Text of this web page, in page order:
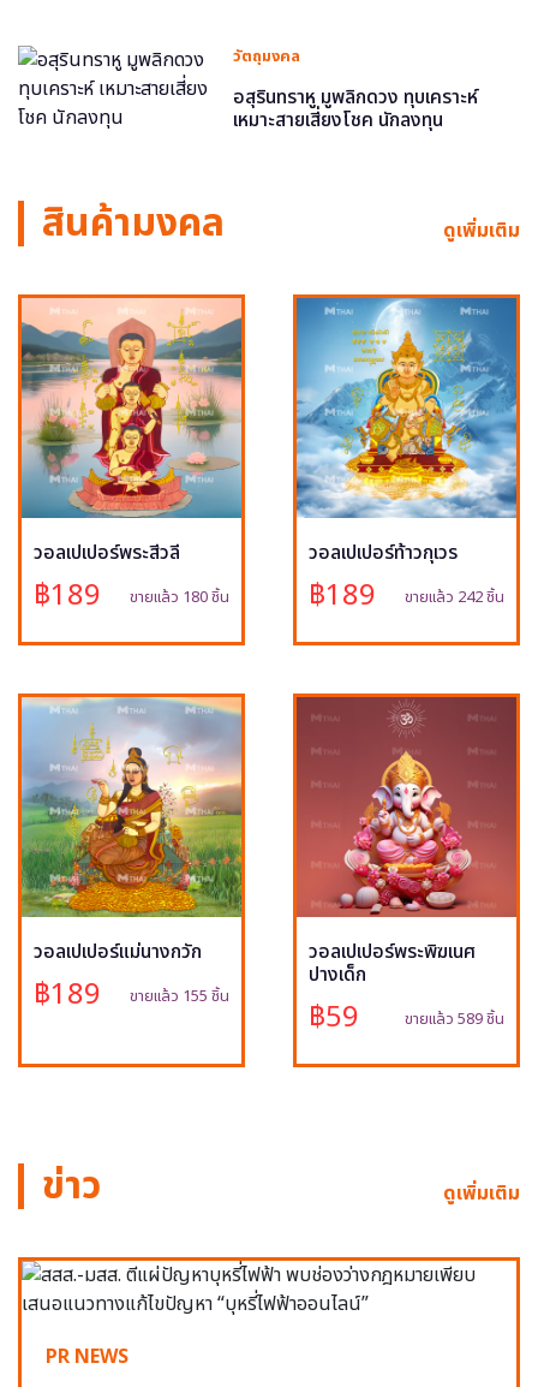
วัตถุมงคล
อสุรินทราหู มูพลิกดวง ทุบเคราะห์
เหมาะสายเสี่ยงโชค นักลงทุน
สินค้ามงคล ดูเพิ่มเติม
วอลเปเปอร์พระสีวลี
฿189 ขายแล้ว 180 ชิ้น
วอลเปเปอร์ท้าวกุเวร
฿189 ขายแล้ว 242 ชิ้น
วอลเปเปอร์แม่นางกวัก
฿189 ขายแล้ว 155 ชิ้น
วอลเปเปอร์พระพิฆเนศ
ปางเด็ก
฿59 ขายแล้ว 589 ชิ้น
ข่าว ดูเพิ่มเติม
PR NEWS